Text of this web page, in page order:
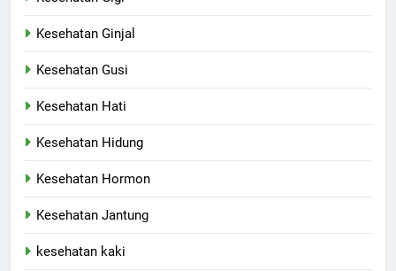
Kesehatan Ginjal
Kesehatan Gusi
Kesehatan Hati
Kesehatan Hidung
Kesehatan Hormon
Kesehatan Jantung
kesehatan kaki